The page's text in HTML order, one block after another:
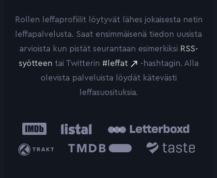
Rollen leffaprofiilit löytyvät lähes jokaisesta netin
leffapalvelusta. Saat ensimmäisenä tiedon uusista
arvioista kun pistät seurantaan esimerkiksi RSS-
syötteen tai Twitterin #leffat
-hashtagin. Alla
olevista palveluista löydät kätevästi
leffasuosituksia.
IMDb Listal
Trakt